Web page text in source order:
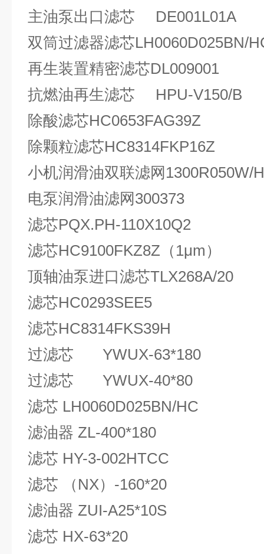
主油泵出口滤芯 DE001L01A
双筒过滤器滤芯LH0060D025BN/
再生装置精密滤芯DL009001
抗燃油再生滤芯 HPU-V150/B
除酸滤芯HC0653FAG39Z
除颗粒滤芯HC8314FKP16Z
小机润滑油双联滤网1300R050W/
电泵润滑油滤网300373
滤芯PQX.PH-110X10Q2
滤芯HC9100FKZ8Z（1μm）
顶轴油泵进口滤芯TLX268A/20
滤芯HC0293SEE5
滤芯HC8314FKS39H
过滤芯 YWUX-63*180
过滤芯 YWUX-40*80
滤芯 LH0060D025BN/HC
滤油器 ZL-400*180
滤芯 HY-3-002HTCC
滤芯 （NX）-160*20
滤油器 ZUI-A25*10S
滤芯 HX-63*20